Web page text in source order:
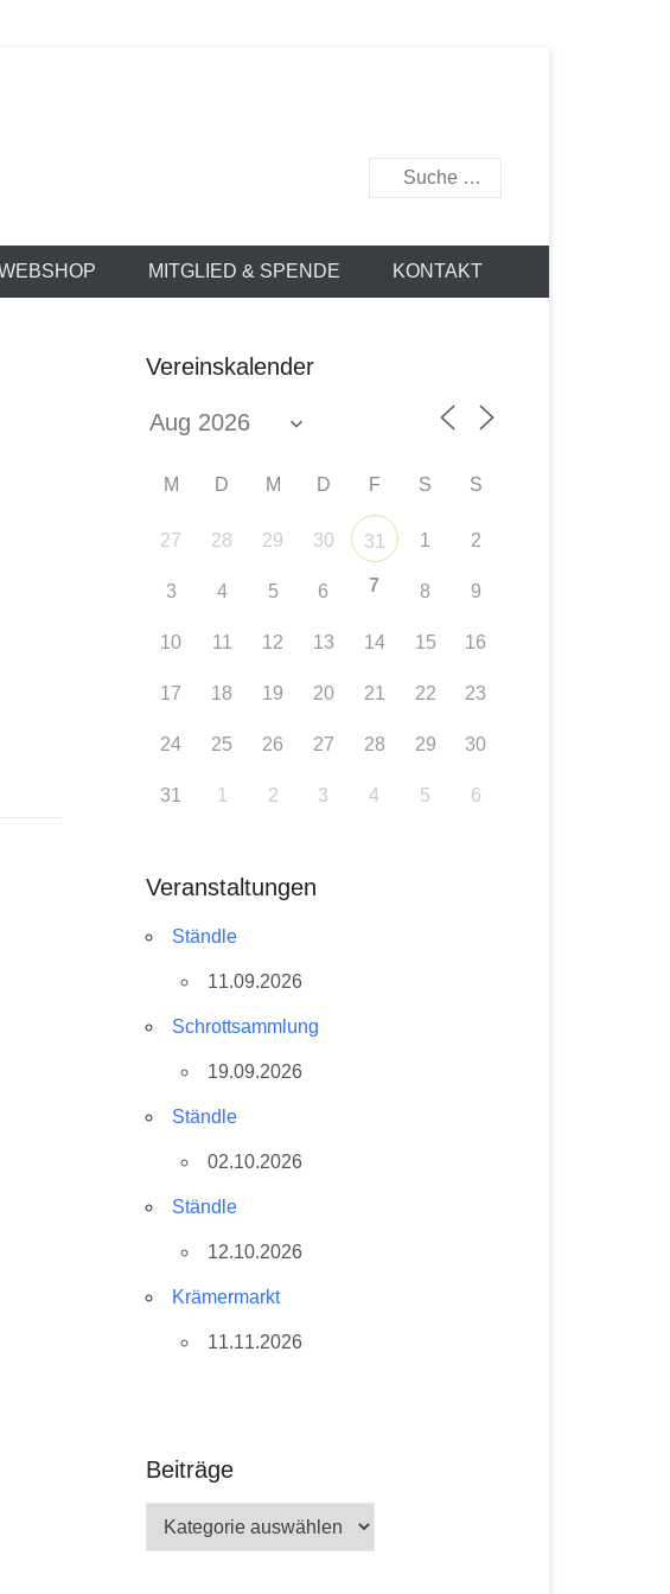
Suchen
MITGLIED & SPENDE KONTAKT
Vereinskalender
M D M D F S S
27 28 29 30 31 1 2
3 4 5 6 7 8 9
10 11 12 13 14 15 16
17 18 19 20 21 22 23
24 25 26 27 28 29 30
31 1 2 3 4 5 6
Veranstaltungen
Ständle
11.09.2026
Schrottsammlung
19.09.2026
Ständle
02.10.2026
Ständle
12.10.2026
Krämermarkt
11.11.2026
Beiträge
Beiträge